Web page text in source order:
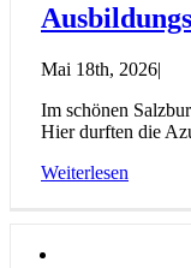
Mai 18th, 2026|
Im schönen
Hier durften die
Weiterlesen